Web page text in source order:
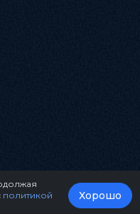
политикой
Хорошо